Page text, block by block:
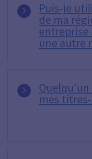
Puis-je
de ma
entreprise
une autre
mes